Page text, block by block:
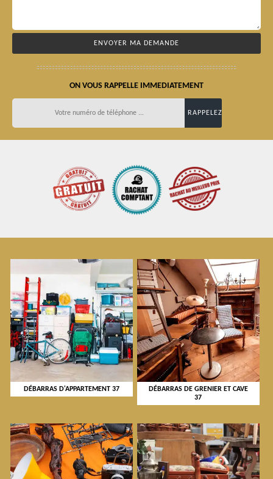
ON VOUS RAPPELLE IMMEDIATEMENT
DÉBARRAS D'APPARTEMENT 37
DÉBARRAS DE GRENIER ET CAVE
37